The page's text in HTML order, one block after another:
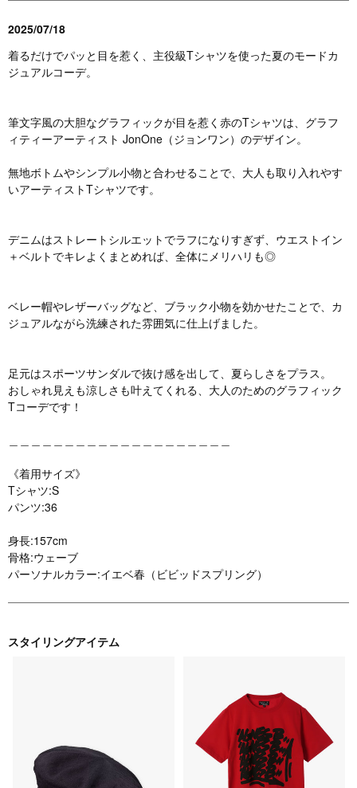
2025/07/18
着るだけでパッと目を惹く、主役級Tシャツを使った夏のモードカ
ジュアルコーデ。
筆文字風の大胆なグラフィックが目を惹く赤のTシャツは、グラフ
ィティーアーティスト JonOne（ジョンワン）のデザイン。
無地ボトムやシンプル小物と合わせることで、大人も取り入れやす
いアーティストTシャツです。
デニムはストレートシルエットでラフになりすぎず、ウエストイン
＋ベルトでキレよくまとめれば、全体にメリハリも◎
ベレー帽やレザーバッグなど、ブラック小物を効かせたことで、カ
ジュアルながら洗練された雰囲気に仕上げました。
足元はスポーツサンダルで抜け感を出して、夏らしさをプラス。
おしゃれ見えも涼しさも叶えてくれる、大人のためのグラフィック
Tコーデです！
《着用サイズ》
Tシャツ:S
パンツ:36
身長:157cm
骨格:ウェーブ
パーソナルカラー:イエベ春（ビビッドスプリング）
スタイリングアイテム